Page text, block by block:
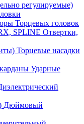
регулируемые)
Торцевых головок
Отвертки,
Торцевые насадки
Ударные
Дюймовый